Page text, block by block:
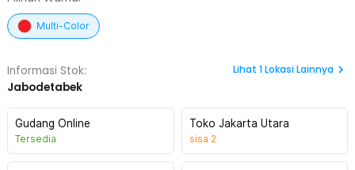
Multi-Color
Informasi Stok:
Jabodetabek
Lihat 1Lokasi Lainnya
Gudang Online
Tersedia
Toko Jakarta Utara
sisa 2